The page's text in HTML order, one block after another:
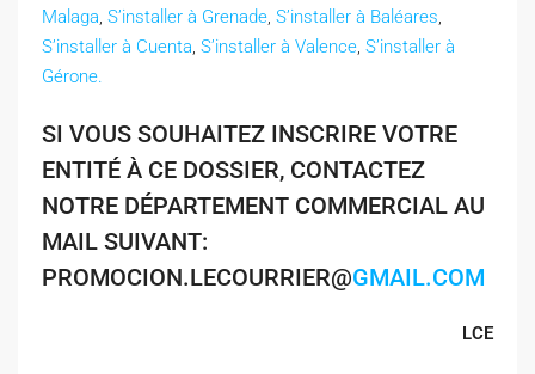
Malaga, S’installer à Grenade, S’installer à Baléares,
S’installer à Cuenta, S’installer à Valence, S’installer à
Gérone.
SI VOUS SOUHAITEZ INSCRIRE VOTRE
ENTITÉ À CE DOSSIER, CONTACTEZ
NOTRE DÉPARTEMENT COMMERCIAL AU
MAIL SUIVANT:
PROMOCION.LECOURRIER@GMAIL.COM
LCE